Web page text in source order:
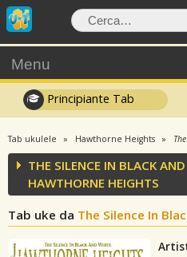
Menu
Principiante Tab
Tab ukulele Hawthorne Heights
THE SILENCE IN BLACK
HAWTHORNE HEIGHTS
Tab uke da The Silence In